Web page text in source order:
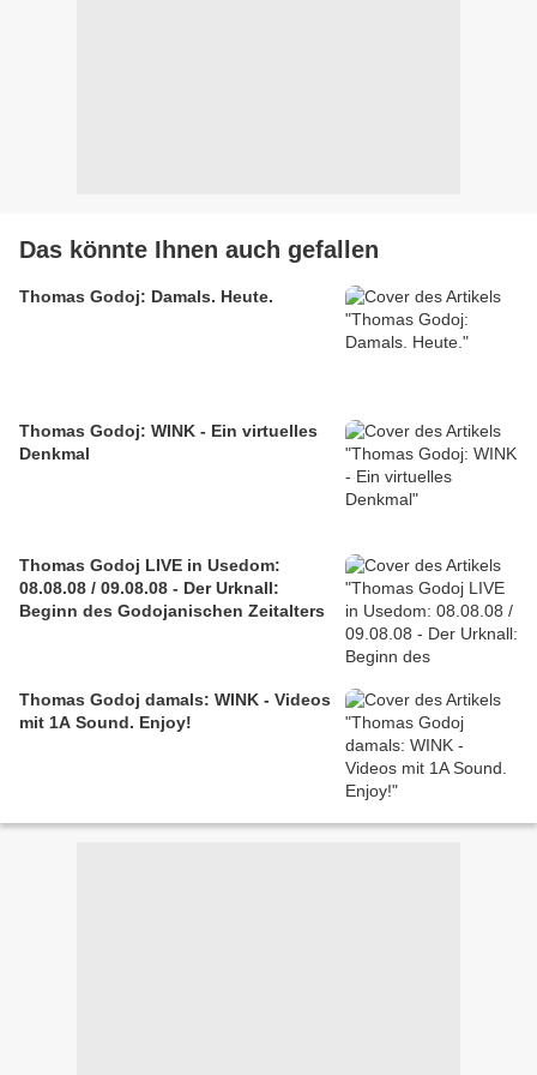
Das könnte Ihnen auch gefallen
Thomas Godoj: Damals. Heute.
Thomas Godoj: WINK - Ein virtuelles
Denkmal
Thomas Godoj LIVE in Usedom:
08.08.08 / 09.08.08 - Der Urknall:
Beginn des Godojanischen Zeitalters
Thomas Godoj damals: WINK - Videos
mit 1A Sound. Enjoy!